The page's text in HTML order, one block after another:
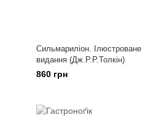
Сильмариліон. Ілюстроване
видання (Дж.Р.Р.Толкін)
860 грн